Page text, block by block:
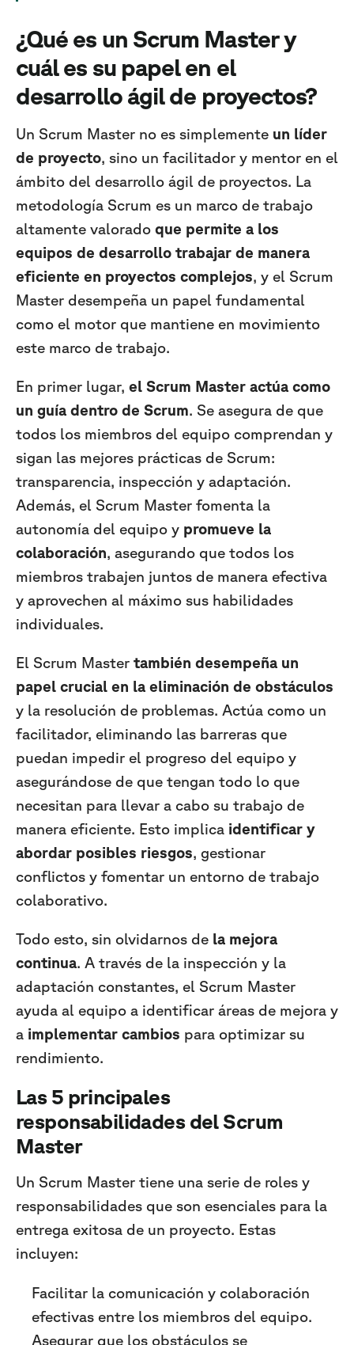
¿Qué es un Scrum Master y
cuál es su papel en el
desarrollo ágil de proyectos?
Un Scrum Master no es simplemente un líder
de proyecto, sino un facilitador y mentor en el
ámbito del desarrollo ágil de proyectos. La
metodología Scrum es un marco de trabajo
altamente valorado que permite a los
equipos de desarrollo trabajar de manera
eficiente en proyectos complejos, y el Scrum
Master desempeña un papel fundamental
como el motor que mantiene en movimiento
este marco de trabajo.
En primer lugar, el Scrum Master actúa como
un guía dentro de Scrum. Se asegura de que
todos los miembros del equipo comprendan y
sigan las mejores prácticas de Scrum:
transparencia, inspección y adaptación.
Además, el Scrum Master fomenta la
autonomía del equipo y promueve la
colaboración, asegurando que todos los
miembros trabajen juntos de manera efectiva
y aprovechen al máximo sus habilidades
individuales.
El Scrum Master también desempeña un
papel crucial en la eliminación de obstáculos
y la resolución de problemas. Actúa como un
facilitador, eliminando las barreras que
puedan impedir el progreso del equipo y
asegurándose de que tengan todo lo que
necesitan para llevar a cabo su trabajo de
manera eficiente. Esto implica identificar y
abordar posibles riesgos, gestionar
conflictos y fomentar un entorno de trabajo
colaborativo.
Todo esto, sin olvidarnos de la mejora
continua. A través de la inspección y la
adaptación constantes, el Scrum Master
ayuda al equipo a identificar áreas de mejora y
a implementar cambios para optimizar su
rendimiento.
Las 5 principales
responsabilidades del Scrum
Master
Un Scrum Master tiene una serie de roles y
responsabilidades que son esenciales para la
entrega exitosa de un proyecto. Estas
incluyen:
Facilitar la comunicación y colaboración
efectivas entre los miembros del equipo.
Asegurar que los obstáculos se